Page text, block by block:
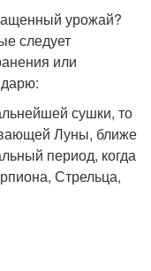
урожай?
следует
или
сушки, то
Луны, ближе
период, когда
Стрельца,